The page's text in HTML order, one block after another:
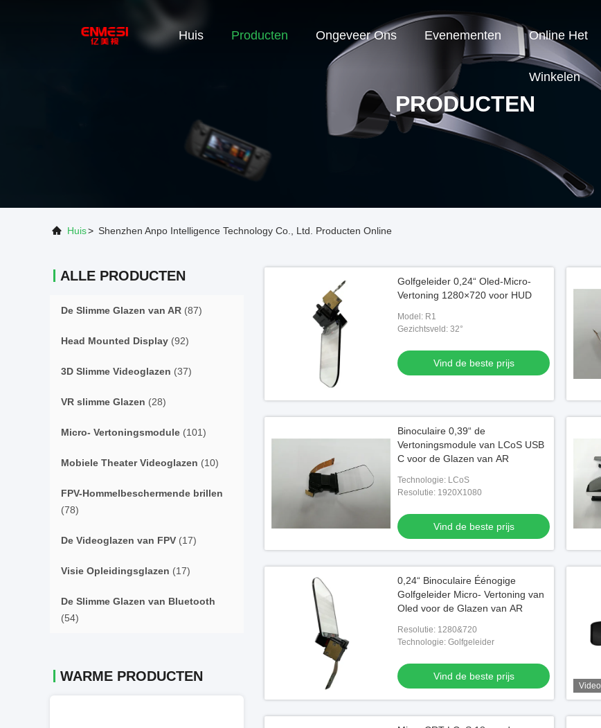
Huis Producten Ongeveer Ons Evenementen Online Het
Winkelen
PRODUCTEN
Huis> Shenzhen Anpo Intelligence Technology Co., Ltd. Producten Online
ALLE PRODUCTEN
De Slimme Glazen van AR (87)
Head Mounted Display (92)
3D Slimme Videoglazen (37)
VR slimme Glazen (28)
Micro- Vertoningsmodule (101)
Mobiele Theater Videoglazen (10)
FPV-Hommelbeschermende brillen
(78)
De Videoglazen van FPV (17)
Visie Opleidingsglazen (17)
De Slimme Glazen van Bluetooth
(54)
WARME PRODUCTEN
Golfgeleider 0,24“ Oled-Micro-
Vertoning 1280×720 voor HUD
Model: R1
Gezichtsveld: 32°
Vind de beste prijs
Binoculaire 0,39“ de
Vertoningsmodule van LCoS USB
C voor de Glazen van AR
Technologie: LCoS
Resolutie: 1920X1080
Vind de beste prijs
0,24“ Binoculaire Éénogige
Golfgeleider Micro- Vertoning van
Oled voor de Glazen van AR
Resolutie: 1280&720
Technologie: Golfgeleider
Vind de beste prijs
Video